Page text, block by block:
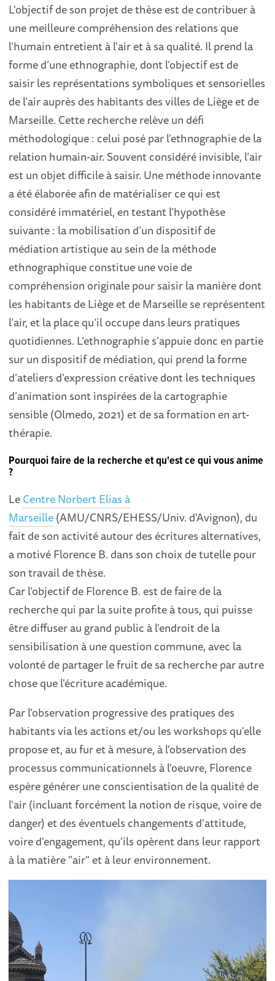
L'objectif de son projet de thèse est de contribuer à
une meilleure compréhension des relations que
l’humain entretient à l’air et à sa qualité. Il prend la
forme d’une ethnographie, dont l’objectif est de
saisir les représentations symboliques et sensorielles
de l’air auprès des habitants des villes de Liège et de
Marseille. Cette recherche relève un défi
méthodologique : celui posé par l’ethnographie de la
relation humain-air. Souvent considéré invisible, l’air
est un objet difficile à saisir. Une méthode innovante
a été élaborée afin de matérialiser ce qui est
considéré immatériel, en testant l’hypothèse
suivante : la mobilisation d’un dispositif de
médiation artistique au sein de la méthode
ethnographique constitue une voie de
compréhension originale pour saisir la manière dont
les habitants de Liège et de Marseille se représentent
l’air, et la place qu’il occupe dans leurs pratiques
quotidiennes. L’ethnographie s’appuie donc en partie
sur un dispositif de médiation, qui prend la forme
d’ateliers d’expression créative dont les techniques
d’animation sont inspirées de la cartographie
sensible (Olmedo, 2021) et de sa formation en art-
thérapie.
Pourquoi faire de la recherche et qu'est ce qui vous anime
?
LeCentre Norbert Elias à
Marseille(AMU/CNRS/EHESS/Univ. d'Avignon), du
fait de son activité autour des écritures alternatives,
a motivé Florence B. dans son choix de tutelle pour
son travail de thèse.
Car l'objectif de Florence B. est de faire de la
recherche qui par la suite profite à tous, qui puisse
être diffuser au grand public à l'endroit de la
sensibilisation à une question commune, avec la
volonté de partager le fruit de sa recherche par autre
chose que l'écriture académique.
Par l'observation progressive des pratiques des
habitants via les actions et/ou les workshops qu'elle
propose et, au fur et à mesure, à l'observation des
processus communicationnels à l'oeuvre, Florence
espère générer une conscientisation de la qualité de
l'air (incluant forcément la notion de risque, voire de
danger) et des éventuels changements d'attitude,
voire d'engagement, qu'ils opèrent dans leur rapport
à la matière "air" et à leur environnement.